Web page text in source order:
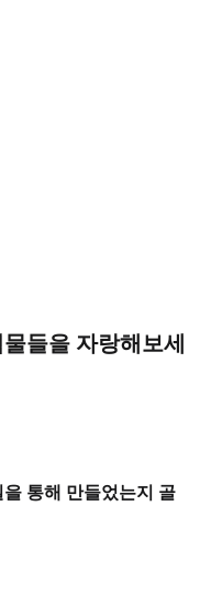
들을 자랑해보세
통해 만들었는지 골